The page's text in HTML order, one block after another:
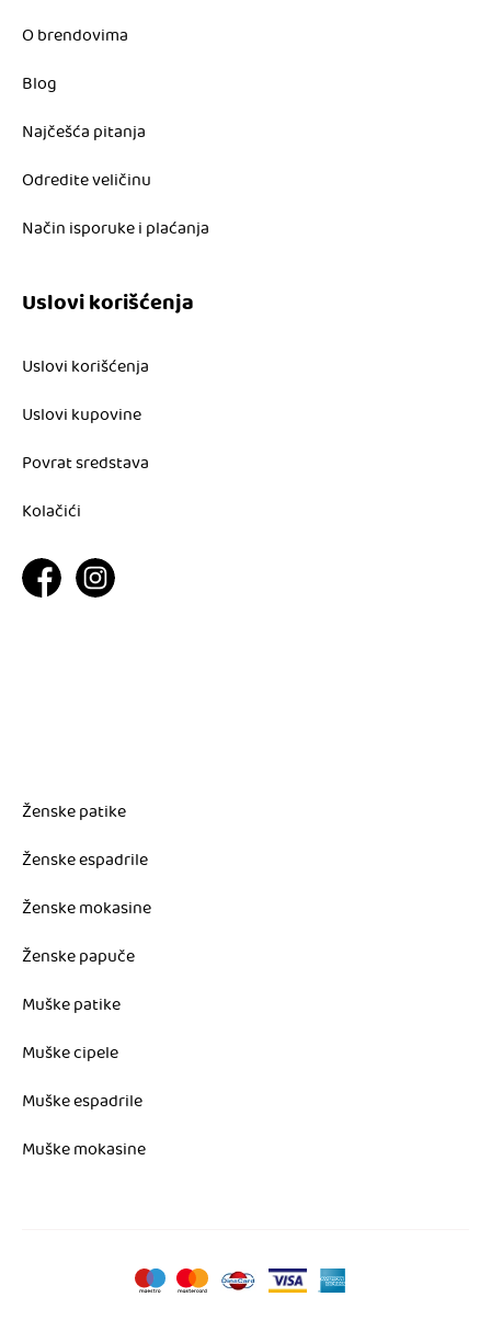
O brendovima
Blog
Najčešća pitanja
Odredite veličinu
Način isporuke i plaćanja
Uslovi korišćenja
Uslovi korišćenja
Uslovi kupovine
Povrat sredstava
Kolačići
Ženske patike
Ženske espadrile
Ženske mokasine
Ženske papuče
Muške patike
Muške cipele
Muške espadrile
Muške mokasine